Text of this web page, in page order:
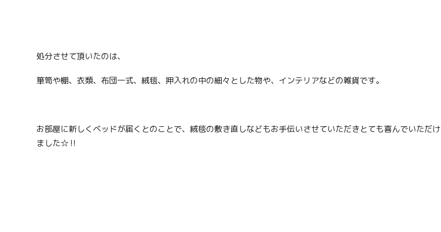
処分させて頂いたのは、
箪笥や棚、衣類、布団一式、絨毯、押入れの中の細々とした物や、インテリアなどの雑貨です。
お部屋に新しくベッドが届くとのことで、絨毯の敷き直しなどもお手伝いさせていただきとても喜んでいただけ
ました☆‼